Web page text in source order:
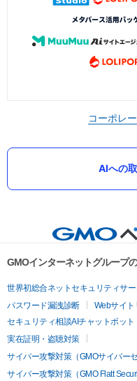
コーポレ
AIへの
GMOインターネットグループ
世界初総合ネットセキュリティサー
パスワード漏洩診断
Webサイ
セキュリティ相談AIチャットボット
実在証明・盗聴対策
サイバー攻撃対策（GMOサイバー
サイバー攻撃対策（GMO Flatt